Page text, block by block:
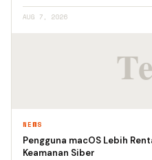
AUG 7, 2026
NEWS
Pengguna macOS Lebih
Keamanan Siber